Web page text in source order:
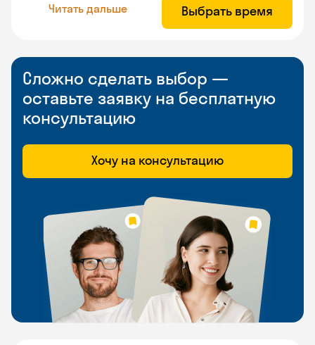
Читать дальше Выбрать время
Сложно сделать выбор —
оставьте заявку на бесплатную
консультацию
Хочу на консультацию